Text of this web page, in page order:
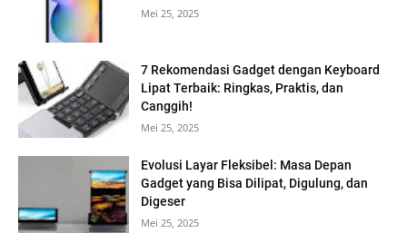
Mei 25, 2025
7 Rekomendasi Gadget dengan Keyboard
Lipat Terbaik: Ringkas, Praktis, dan
Canggih!
Mei 25, 2025
Evolusi Layar Fleksibel: Masa Depan
Gadget yang Bisa Dilipat, Digulung, dan
Digeser
Mei 25, 2025